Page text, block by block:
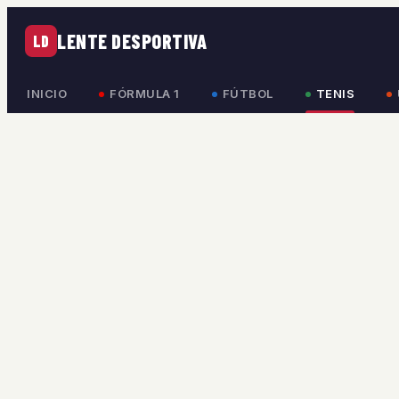
LD LENTE DESPORTIVA
INICIO FÓRMULA 1 FÚTBOL TENIS